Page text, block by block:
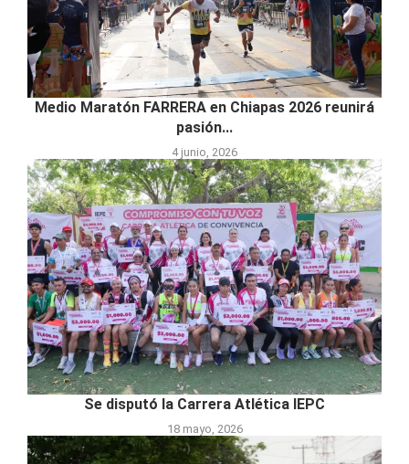
Medio Maratón FARRERA en Chiapas 2026 reunirá
pasión...
4 junio, 2026
Se disputó la Carrera Atlética IEPC
18 mayo, 2026